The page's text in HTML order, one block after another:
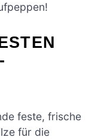
feste, frische
für die